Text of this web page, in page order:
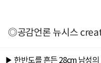
◎공감언론 뉴시스